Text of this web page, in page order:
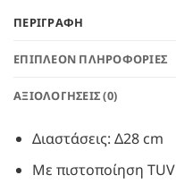
ΠΕΡΙΓΡΑΦΉ
ΕΠΙΠΛΈΟΝ ΠΛΗΡΟΦΟΡΊΕΣ
ΑΞΙΟΛΟΓΉΣΕΙΣ (0)
Διαστάσεις: Δ28 cm
Με πιστοποίηση TUV